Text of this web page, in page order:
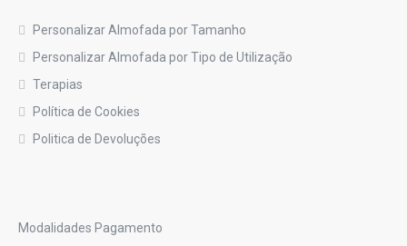
Personalizar Almofada por Tamanho
Personalizar Almofada por Tipo de Utilização
Terapias
Política de Cookies
Politica de Devoluções
Modalidades Pagamento